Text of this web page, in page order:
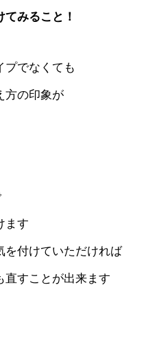
みること！
プでなくても
方の印象が
ます
を付けていただければ
直すことが出来ます